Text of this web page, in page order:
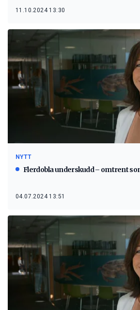
11.10.2024 13:30
NYTT
Flerdobla underskudd – omtrent
04.07.2024 13:51